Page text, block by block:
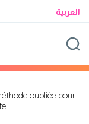
العربية
oubliée pour